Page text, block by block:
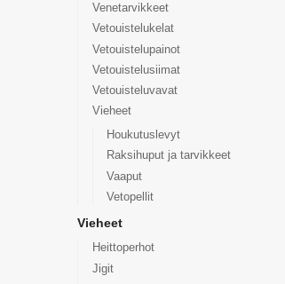
Venetarvikkeet
Vetouistelukelat
Vetouistelupainot
Vetouistelusiimat
Vetouisteluvavat
Vieheet
Houkutuslevyt
Raksihuput ja tarvikkeet
Vaaput
Vetopellit
Vieheet
Heittoperhot
Jigit